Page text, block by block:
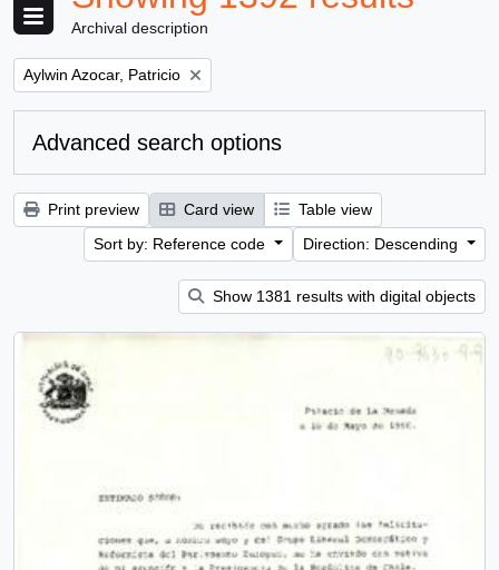
Archival description
Remove filter:
Aylwin Azocar, Patricio
Advanced search options
Print preview Card view
Table view
Sort by: Reference code
Direction: Descending
Show 1381 results with digital objects